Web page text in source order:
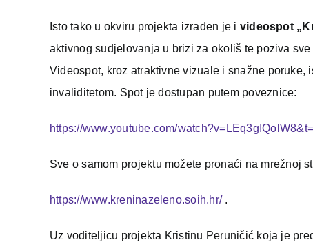
Isto tako u okviru projekta izrađen je i videospot
aktivnog sudjelovanja u brizi za okoliš te poziva
Videospot, kroz atraktivne vizuale i snažne
invaliditetom. Spot je dostupan putem poveznice:
https://www.youtube.com/
Sve o samom projektu možete pronaći na mrežnoj
https://www.kreninazeleno.soih.hr/.
Uz voditeljicu projekta Kristinu Peruničić koja je